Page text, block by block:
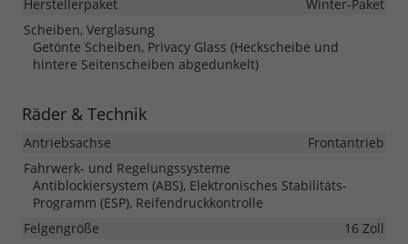
Herstellerpaket
Winter-Paket
Scheiben, Verglasung
Getönte Scheiben, Privacy Glass (Heckscheibe und
hintere Seitenscheiben abgedunkelt)
Räder & Technik
Antriebsachse
Frontantrieb
Fahrwerk- und Regelungssysteme
Antiblockiersystem (ABS), Elektronisches Stabilitäts-
Programm (ESP), Reifendruckkontrolle
Felgengröße
16 Zoll